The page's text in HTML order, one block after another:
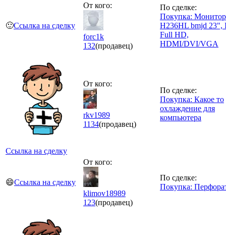
🙂Ссылка на сделку
От кого:
forc1k
132(продавец)
По сделке:
Покупка:
H236HL bmjd 23",
Full HD,
HDMI/DVI/VGA
Ссылка на сделку
От кого:
rkv1989
1134(продавец)
По сделке:
Покупка: Какое то
охлаждение для
компьютера
😄Ссылка на сделку
От кого:
klimov18989
123(продавец)
По сделке:
Покупка: